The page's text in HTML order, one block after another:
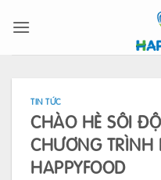
qua
TIN TỨC
CHÀO HÈ SÔI
CHƯƠNG
HAPPYFOOD